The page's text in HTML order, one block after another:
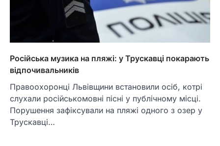
Російська музика на пляжі: у Трускавці покарають
відпочивальників
Правоохоронці Львівщини встановили осіб, котрі
слухали російськомовні пісні у публічному місці.
Порушення зафіксували на пляжі одного з озер у
Трускавці…